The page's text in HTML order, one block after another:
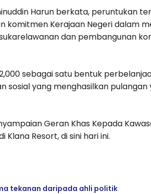
Harun berkata, peruntukan
komitmen Kerajaan Negeri dalam
dan pembangunan
sebagai satu bentuk
sosial yang menghasilkan pulangan
Geran Khas Kepada
Klana Resort, di sini hari ini.
tekanan daripada ahli politik